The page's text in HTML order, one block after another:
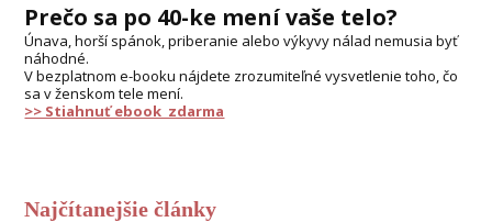
Prečo sa po 40-ke mení vaše telo?
Únava, horší spánok, priberanie alebo výkyvy nálad nemusia byť
náhodné.
V bezplatnom e-booku nájdete zrozumiteľné vysvetlenie toho, čo
sa v ženskom tele mení.
>> Stiahnuť ebook zdarma
Najčítanejšie články